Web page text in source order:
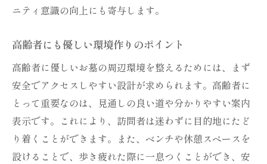
ニティ意識の向上にも寄与します。
高齢者にも優しい環境作りのポイント
高齢者に優しいお墓の周辺環境を整えるためには、まず
安全でアクセスしやすい設計が求められます。高齢者に
とって重要なのは、見通しの良い道や分かりやすい案内
表示です。これにより、訪問者は迷わずに目的地にたど
り着くことができます。また、ベンチや休憩スペースを
設けることで、歩き疲れた際に一息つくことができ、安